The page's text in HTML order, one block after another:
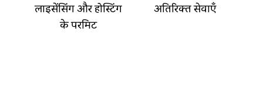
लाइसेंसिंग और होस्टिंग
के परमिट
अतिरिक्त सेवाएँ